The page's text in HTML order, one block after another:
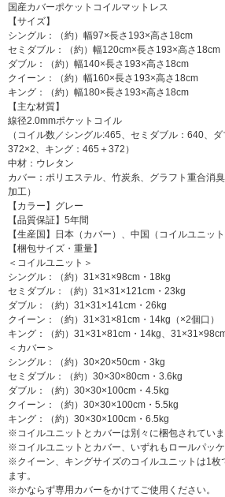
国産カバーポケットコイルマットレス
【サイズ】
シングル：（約）幅97×長さ193×高さ18cm
セミダブル：（約）幅120cm×長さ193×高さ18cm
ダブル：（約）幅140×長さ193×高さ18cm
クイーン：（約）幅160×長さ193×高さ18cm
キング：（約）幅180×長さ193×高さ18cm
【主な材質】
線径2.0mmポケットコイル
（コイル数／シングル:465、セミダブル：640、
372×2、キング：465＋372）
中材：ウレタン
カバー：ポリエステル、竹炭糸、グラフト重合消
加工）
【カラー】グレー
【品質保証】5年間
【生産国】日本（カバー）、中国（コイルユニット
【梱包サイズ・重量】
＜コイルユニット＞
シングル：（約）31×31×98cm・18kg
セミダブル：（約）31×31×121cm・23kg
ダブル：（約）31×31×141cm・26kg
クイーン：（約）31×31×81cm・14kg（×2個口）
キング：（約）31×31×81cm・14kg、
＜カバー＞
シングル：（約）30×20×50cm・3kg
セミダブル：（約）30×30×80cm・3.6kg
ダブル：（約）30×30×100cm・4.5kg
クイーン：（約）30×30×100cm・5.5kg
キング：（約）30×30×100cm・6.5kg
※コイルユニットとカバーは別々に梱包されていま
※コイルユニットとカバー、いずれもロールパッケ
※クイーン、キングサイズのコイルユニットは1枚
ます。
※かならず専用カバーをかけてご使用ください。